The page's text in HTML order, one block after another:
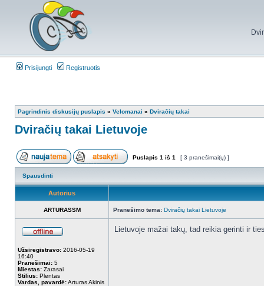
Prisijungti Registruotis
Pagrindinis diskusijų puslapis » Velomanai » Dviračių takai
Dviračių takai Lietuvoje
Puslapis 1 iš 1 [ 3 pranešimai(ų) ]
Spausdinti
Autorius
ARTURASSM Pranešimo tema: Dviračių takai Lietuvoje
Užsiregistravo: 2016-05-19
16:40
Pranešimai: 5
Miestas: Zarasai
Stilius: Plentas
Vardas, pavardė:Arturas Akinis
Lietuvoje mažai takų, tad reikia gerinti ir